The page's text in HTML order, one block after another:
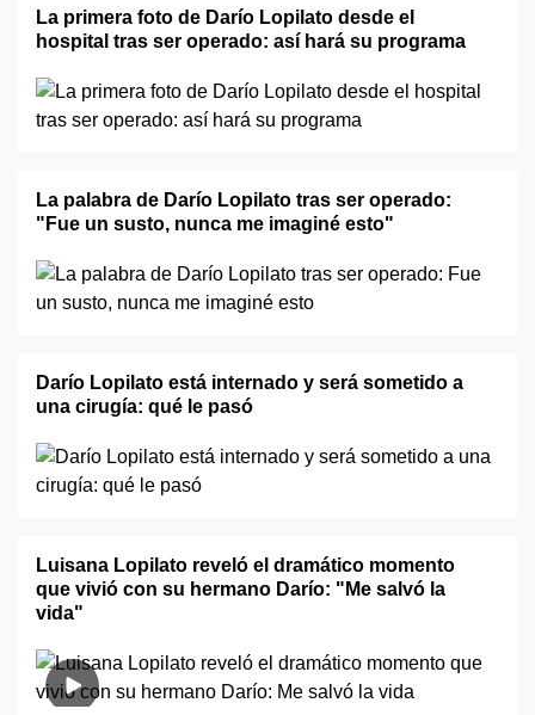
La primera foto de Darío Lopilato desde el
hospital tras ser operado: así hará su programa
La palabra de Darío Lopilato tras ser operado:
"Fue un susto, nunca me imaginé esto"
Darío Lopilato está internado y será sometido a
una cirugía: qué le pasó
Luisana Lopilato reveló el dramático momento
que vivió con su hermano Darío: "Me salvó la
vida"